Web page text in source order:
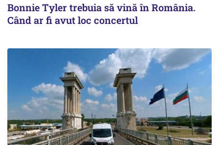
Bonnie Tyler trebuia să vină în România.
Când ar fi avut loc concertul